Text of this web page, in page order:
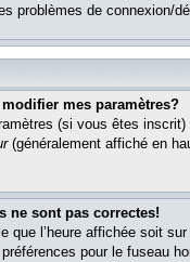
problèmes de connexion/
mes paramètres?
(si vous êtes
(généralement affiché en
ne sont pas correctes!
que l’heure affichée soit
pour le fuseau